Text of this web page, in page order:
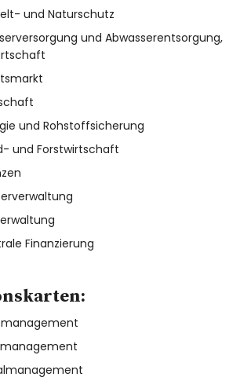
und Naturschutz
und Abwasserentsorgung,
und Rohstoffsicherung
und Forstwirtschaft
Finanzierung